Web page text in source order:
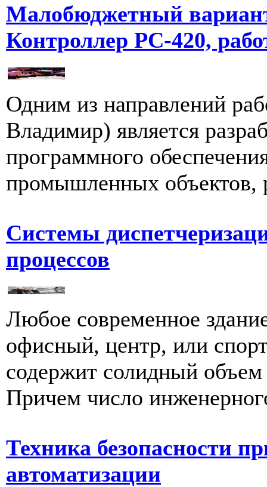
Малобюджетный
Контроллер РС-420,
Одним из направлений
Владимир) является
программного
промышленных объектов,
Системы
процессов
Любое современное
офисный, центр, или
содержит солидный
Причем число
Техника безопасности
автоматизации